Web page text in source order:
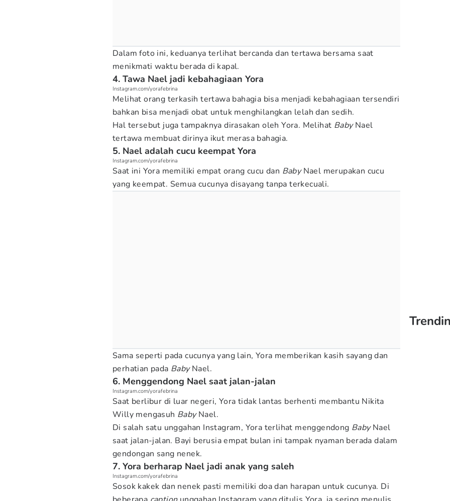
Dalam foto ini, keduanya terlihat bercanda dan tertawa bersama saat
menikmati waktu berada di kapal.
4. Tawa Nael jadi kebahagiaan Yora
Instagram.com/yorafebrina
Melihat orang terkasih tertawa bahagia bisa menjadi kebahagiaan tersendiri
bahkan bisa menjadi obat untuk menghilangkan lelah dan sedih.
Hal tersebut juga tampaknya dirasakan oleh Yora. Melihat BabyNael
tertawa membuat dirinya ikut merasa bahagia.
5. Nael adalah cucu keempat Yora
Instagram.com/yorafebrina
Saat ini Yora memiliki empat orang cucu dan BabyNael merupakan cucu
yang keempat. Semua cucunya disayang tanpa terkecuali.
Sama seperti pada cucunya yang lain, Yora memberikan kasih sayang dan
perhatian pada BabyNael.
6. Menggendong Nael saat jalan-jalan
Instagram.com/yorafebrina
Saat berlibur di luar negeri, Yora tidak lantas berhenti membantu Nikita
Willy mengasuh BabyNael.
Di salah satu unggahan Instagram, Yora terlihat menggendong BabyNael
saat jalan-jalan. Bayi berusia empat bulan ini tampak nyaman berada dalam
gendongan sang nenek.
7. Yora berharap Nael jadi anak yang saleh
Instagram.com/yorafebrina
Sosok kakek dan nenek pasti memiliki doa dan harapan untuk cucunya. Di